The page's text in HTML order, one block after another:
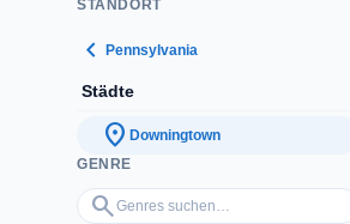
STANDORT
chevron_left Pennsylvania
Städte
location_on Downingtown
GENRE
search
Genres suchen…